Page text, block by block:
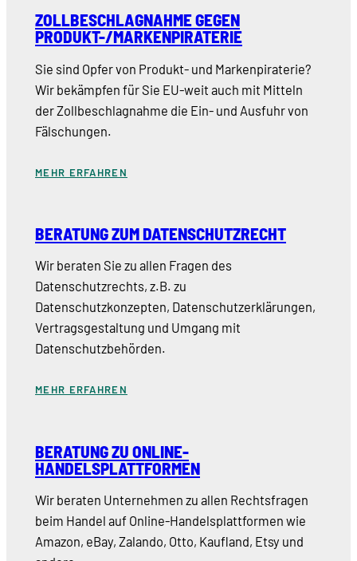
ZOLLBESCHLAGNAHME GEGEN
PRODUKT-/MARKENPIRATERIE
Sie sind Opfer von Produkt- und Markenpiraterie?
Wir bekämpfen für Sie EU-weit auch mit Mitteln
der Zollbeschlagnahme die Ein- und Ausfuhr von
Fälschungen.
MEHR ERFAHREN
BERATUNG ZUM DATENSCHUTZRECHT
Wir beraten Sie zu allen Fragen des
Datenschutzrechts, z.B. zu
Datenschutzkonzepten, Datenschutzerklärungen,
Vertragsgestaltung und Umgang mit
Datenschutzbehörden.
MEHR ERFAHREN
BERATUNG ZU ONLINE-
HANDELSPLATTFORMEN
Wir beraten Unternehmen zu allen Rechtsfragen
beim Handel auf Online-Handelsplattformen wie
Amazon, eBay, Zalando, Otto, Kaufland, Etsy und